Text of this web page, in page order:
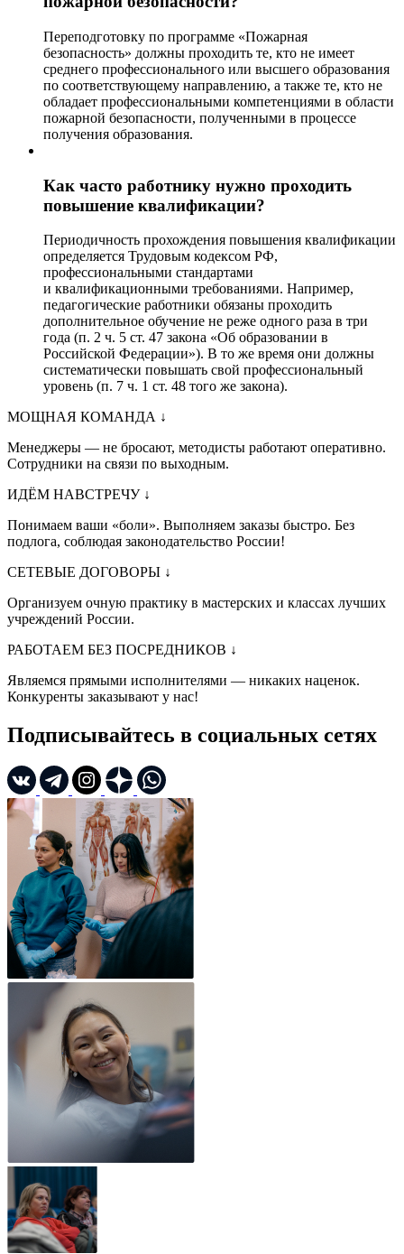
Переподготовку по программе «Пожарная
безопасность» должны проходить те, кто не имеет
среднего профессионального или высшего образования
по соответствующему направлению, а также те, кто не
обладает профессиональными компетенциями в области
пожарной безопасности, полученными в процессе
получения образования.
Как часто работнику нужно проходить
повышение квалификации?
Периодичность прохождения повышения квалификации
определяется Трудовым кодексом РФ,
профессиональными стандартами
и квалификационными требованиями. Например,
педагогические работники обязаны проходить
дополнительное обучение не реже одного раза в три
года (п. 2 ч. 5 ст. 47 закона «Об образовании в
Российской Федерации»). В то же время они должны
систематически повышать свой профессиональный
уровень (п. 7 ч. 1 ст. 48 того же закона).
МОЩНАЯ КОМАНДА ↓
Менеджеры — не бросают, методисты работают оперативно.
Сотрудники на связи по выходным.
ИДЁМ НАВСТРЕЧУ ↓
Понимаем ваши «боли». Выполняем заказы быстро. Без
подлога, соблюдая законодательство России!
СЕТЕВЫЕ ДОГОВОРЫ ↓
Организуем очную практику в мастерских и классах лучших
учреждений России.
РАБОТАЕМ БЕЗ ПОСРЕДНИКОВ ↓
Являемся прямыми исполнителями — никаких наценок.
Конкуренты заказывают у нас!
Подписывайтесь в социальных сетях